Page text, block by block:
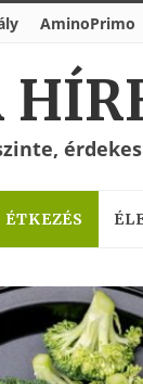
AminoPrimo
érdekes
ÉTKEZÉS